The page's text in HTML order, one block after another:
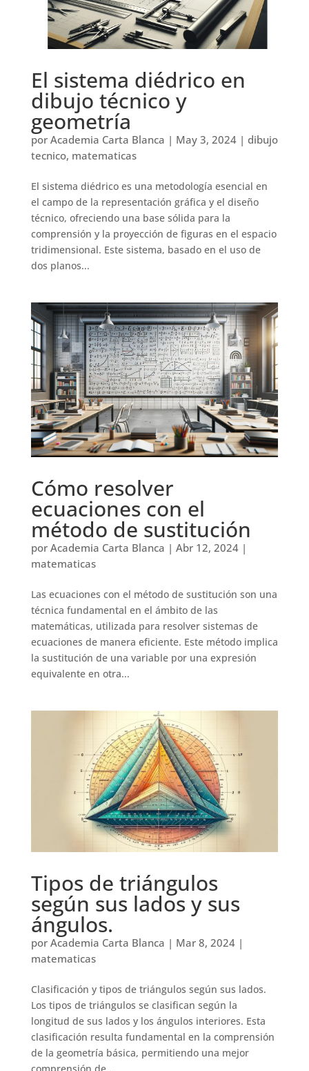
El sistema diédrico en
dibujo técnico y
geometría
por Academia Carta Blanca | May 3, 2024| dibujo
tecnico, matematicas
El sistema diédrico es una metodología esencial en
el campo de la representación gráfica y el diseño
técnico, ofreciendo una base sólida para la
comprensión y la proyección de figuras en el espacio
tridimensional. Este sistema, basado en el uso de
dos planos...
Cómo resolver
ecuaciones con el
método de sustitución
por Academia Carta Blanca | Abr 12, 2024|
matematicas
Las ecuaciones con el método de sustitución son una
técnica fundamental en el ámbito de las
matemáticas, utilizada para resolver sistemas de
ecuaciones de manera eficiente. Este método implica
la sustitución de una variable por una expresión
equivalente en otra...
Tipos de triángulos
según sus lados y sus
ángulos.
por Academia Carta Blanca | Mar 8, 2024|
matematicas
Clasificación y tipos de triángulos según sus lados.
Los tipos de triángulos se clasifican según la
longitud de sus lados y los ángulos interiores. Esta
clasificación resulta fundamental en la comprensión
de la geometría básica, permitiendo una mejor
comprensión de...